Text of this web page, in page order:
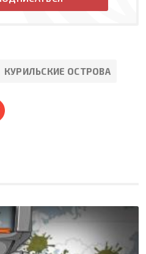
КУРИЛЬСКИЕ ОСТРОВА